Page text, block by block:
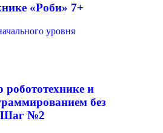
«Роби» 7+
уровня
робототехнике и
без
Шаг №2